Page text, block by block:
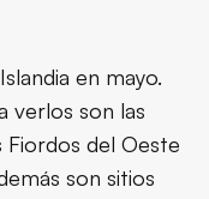
en mayo.
verlos son las
Fiordos del Oeste
son sitios